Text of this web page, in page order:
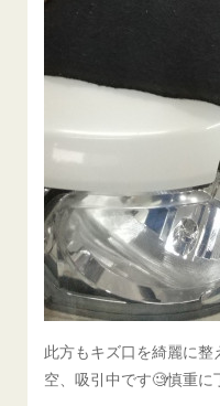
此方もキズ口を綺麗に
空、吸引中です🧐慎重に